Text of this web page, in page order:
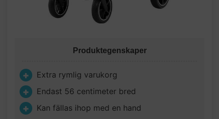
Produktegenskaper
Extra rymlig varukorg
Endast 56 centimeter bred
Kan fällas ihop med en hand